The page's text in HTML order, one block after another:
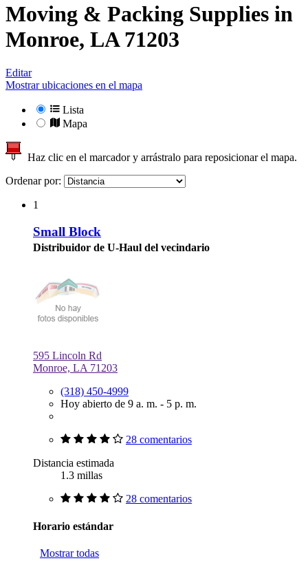
Moving & Packing Supplies in
Monroe, LA 71203
Editar
Mostrar ubicaciones en el mapa
Lista
Mapa
Haz clic en el marcador y arrástralo para reposicionar el mapa.
Ordenar por:
1
Small Block
Distribuidor de U-Haul del vecindario
595 Lincoln Rd
Monroe, LA 71203
(318) 450-4999
Hoy abierto de 9 a. m. - 5 p. m.
28 comentarios
Distancia estimada
1.3 millas
28 comentarios
Horario estándar
Mostrar todas